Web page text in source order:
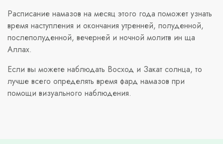
Расписание намазов на месяц этого года поможет узнать
время наступления и окончания утренней, полуденной,
послеполуденной, вечерней и ночной молитв ин ща
Аллах.
Если вы можете наблюдать Восход и Закат солнца, то
лучше всего определять время фард намазов при
помощи визуального наблюдения.